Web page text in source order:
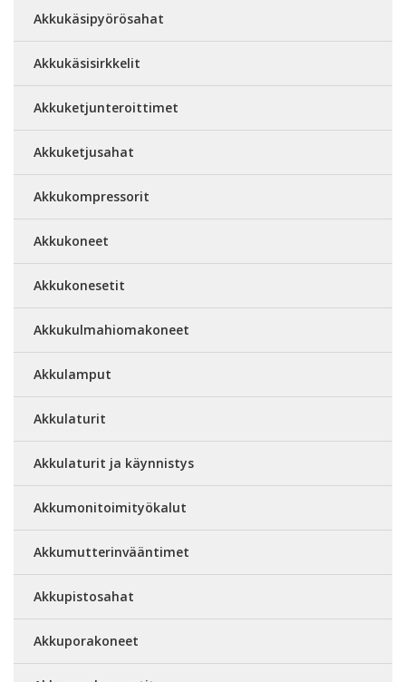
Akkukäsipyörösahat
Akkukäsisirkkelit
Akkuketjunteroittimet
Akkuketjusahat
Akkukompressorit
Akkukoneet
Akkukonesetit
Akkukulmahiomakoneet
Akkulamput
Akkulaturit
Akkulaturit ja käynnistys
Akkumonitoimityökalut
Akkumutterinvääntimet
Akkupistosahat
Akkuporakoneet